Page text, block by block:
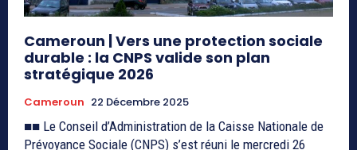
Cameroun | Vers une protection sociale
durable : la CNPS valide son plan
stratégique 2026
Cameroun 22 Décembre 2025
■■ Le Conseil d’Administration de la Caisse Nationale de
Prévoyance Sociale (CNPS) s’est réuni le mercredi 26